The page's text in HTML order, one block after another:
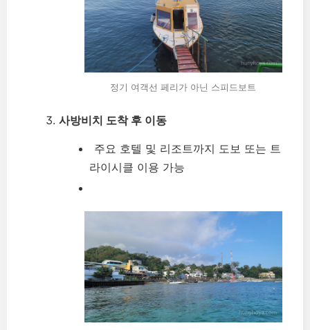
정기 여객선 페리가 아닌 스피드보트
사방비치 도착 후 이동
주요 호텔 및 리조트까지 도보 또는 트
라이시클 이용 가능